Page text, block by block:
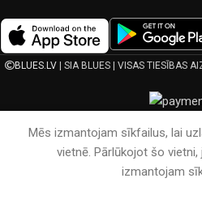
BLUES.LV| SIA BLUES | VISAS TIESĪBAS
Mēs izmantojam sīkfailus, lai
vietnē. Pārlūkojot šo
izmantojam